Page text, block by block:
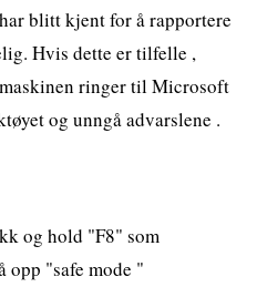
blitt kjent for å rapportere
Hvis dette er tilfelle ,
ringer til Microsoft
og unngå advarslene .
og hold "F8" som
opp "safe mode "